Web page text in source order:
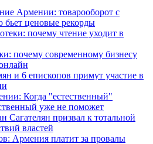
Армении: товарооборот с
бьет ценовые рекорды
почему чтение уходит в
почему современному бизнесу
и 6 епископов примут участие в
Когда "естественный"
уже не поможет
призвал к тотальной
властей
Армения платит за провалы